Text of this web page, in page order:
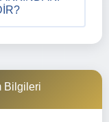
Bilgileri